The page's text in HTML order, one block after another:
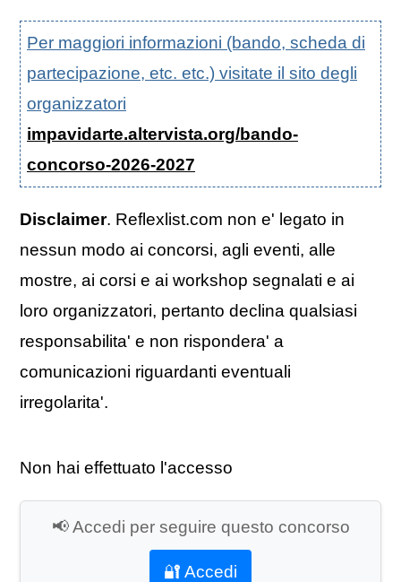
Per maggiori informazioni (bando, scheda di
partecipazione, etc. etc.) visitate il sito degli
organizzatori
impavidarte.altervista.org/bando-
concorso-2026-2027
Disclaimer. Reflexlist.com non e' legato in
nessun modo ai concorsi, agli eventi, alle
mostre, ai corsi e ai workshop segnalati e ai
loro organizzatori, pertanto declina qualsiasi
responsabilita' e non rispondera' a
comunicazioni riguardanti eventuali
irregolarita'.
Non hai effettuato l'accesso
📢 Accedi per seguire questo concorso
🔐 Accedi